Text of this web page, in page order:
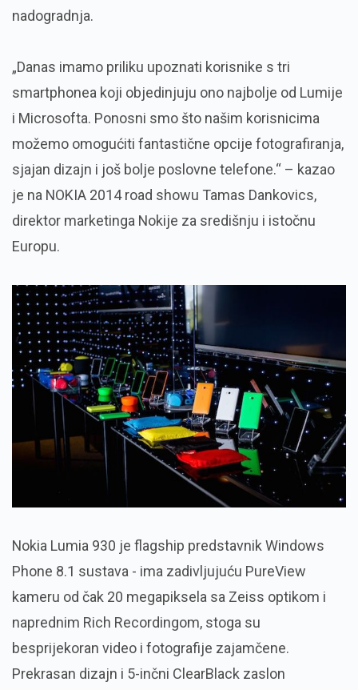
nadogradnja.
„Danas imamo priliku upoznati korisnike s tri
smartphonea koji objedinjuju ono najbolje od Lumije
i Microsofta. Ponosni smo što našim korisnicima
možemo omogućiti fantastične opcije fotografiranja,
sjajan dizajn i još bolje poslovne telefone.“ – kazao
je na NOKIA 2014 road showu Tamas Dankovics,
direktor marketinga Nokije za središnju i istočnu
Europu.
Nokia Lumia 930 je flagship predstavnik Windows
Phone 8.1 sustava - ima zadivljujuću PureView
kameru od čak 20 megapiksela sa Zeiss optikom i
naprednim Rich Recordingom, stoga su
besprijekoran video i fotografije zajamčene.
Prekrasan dizajn i 5-inčni ClearBlack zaslon